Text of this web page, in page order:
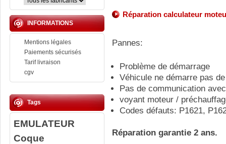
INFORMATIONS
Mentions légales
Paiements sécurisés
Tarif livraison
cgv
Tags
EMULATEUR
Coque
Réparation calculateur
Pannes:
Problème de démarrage
Véhicule ne démarre pas
Pas de communication
voyant moteur /
Codes défauts: P1621,
Réparation garantie 2 ans.